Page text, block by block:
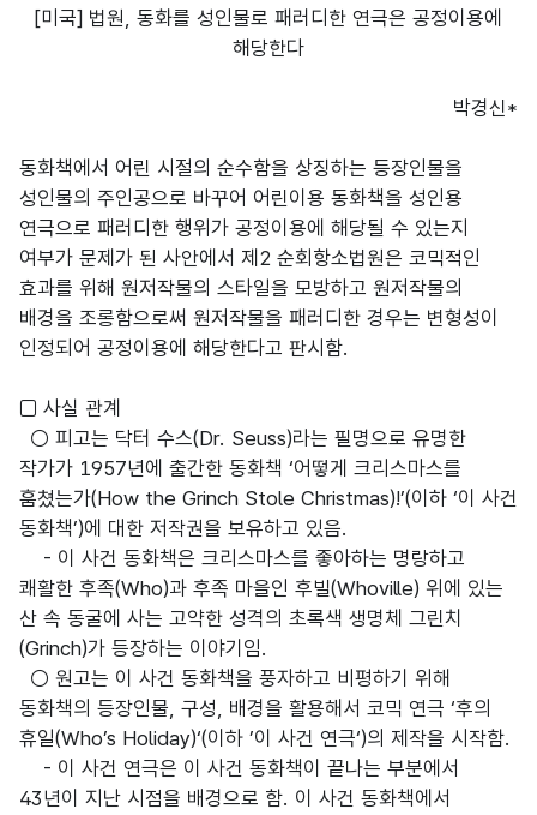
[미국] 법원, 동화를 성인물로 패러디한 연극은 공정이용에
해당한다
박경신*
동화책에서 어린 시절의 순수함을 상징하는 등장인물을
성인물의 주인공으로 바꾸어 어린이용 동화책을 성인용
연극으로 패러디한 행위가 공정이용에 해당될 수 있는지
여부가 문제가 된 사안에서 제2 순회항소법원은 코믹적인
효과를 위해 원저작물의 스타일을 모방하고 원저작물의
배경을 조롱함으로써 원저작물을 패러디한 경우는 변형성이
인정되어 공정이용에 해당한다고 판시함.
□ 사실 관계
○ 피고는 닥터 수스(Dr. Seuss)라는 필명으로 유명한
작가가 1957년에 출간한 동화책 ‘어떻게 크리스마스를
훔쳤는가(How the Grinch Stole Christmas)!’(이하 ‘이 사건
동화책’)에 대한 저작권을 보유하고 있음.
- 이 사건 동화책은 크리스마스를 좋아하는 명랑하고
쾌활한 후족(Who)과 후족 마을인 후빌(Whoville) 위에 있는
산 속 동굴에 사는 고약한 성격의 초록색 생명체 그린치
(Grinch)가 등장하는 이야기임.
○ 원고는 이 사건 동화책을 풍자하고 비평하기 위해
동화책의 등장인물, 구성, 배경을 활용해서 코믹 연극 ‘후의
휴일(Who’s Holiday)‘(이하 ’이 사건 연극‘)의 제작을 시작함.
- 이 사건 연극은 이 사건 동화책이 끝나는 부분에서
43년이 지난 시점을 배경으로 함. 이 사건 동화책에서